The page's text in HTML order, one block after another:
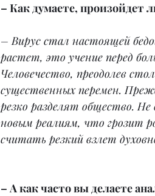
– Как думаете, произойдет
– Вирус стал настоящей
растет, это учение перед
Человечество, преодолев
существенных перемен.
резко разделят общество. Не
новым реалиям, что грозит
считать резкий взлет
– А как часто вы делаете